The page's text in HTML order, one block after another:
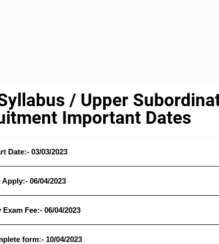
/ Upper
Important Dates
Date:- 03/03/2023
Apply:- 06/04/2023
Exam Fee:- 06/04/2023
form:- 10/04/2023